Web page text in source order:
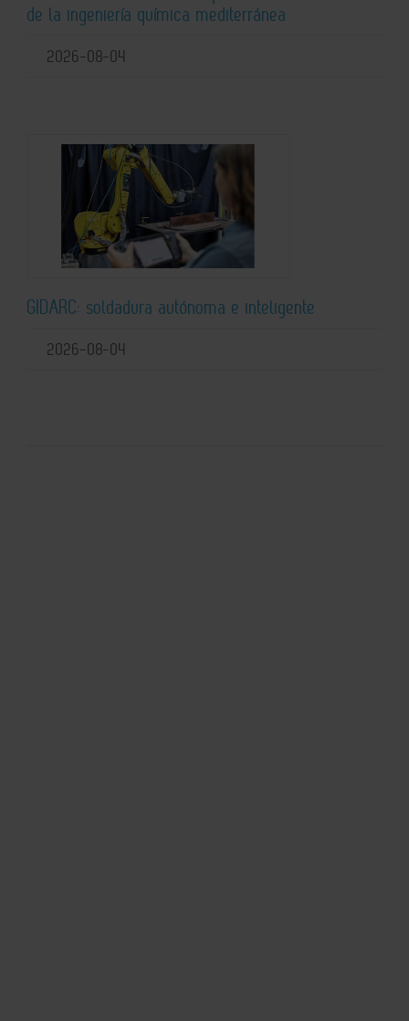
de la ingeniería química mediterránea
2026-08-04
GIDARC: soldadura autónoma e inteligente
2026-08-04